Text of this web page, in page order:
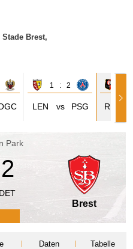
Stade Brest,
1 : 2
LEN vs PSG REN
Park
Brest
Daten Tabelle